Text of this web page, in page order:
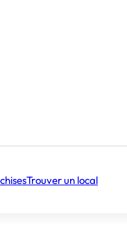
Trouver un local
marchande dans
produit en